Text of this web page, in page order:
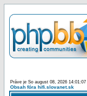
Práve je So august 08, 2026 14:01:07
Obsah fóra hifi.slovanet.sk